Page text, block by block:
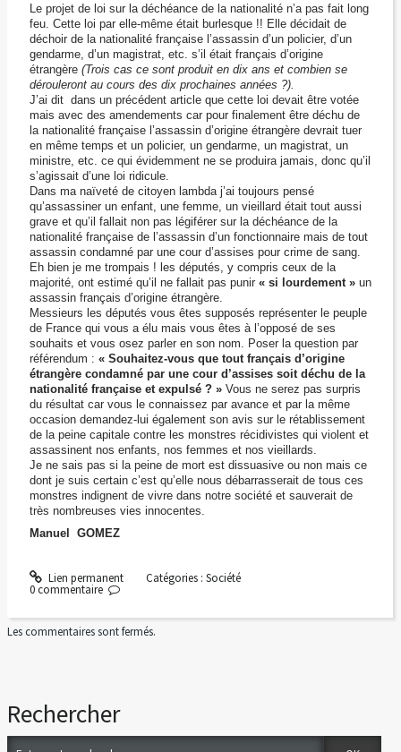
Rechercher
Le projet de loi sur la déchéance de la nationalité n’a pas fait long
feu. Cette loi par elle-même était burlesque !! Elle décidait de
déchoir de la nationalité française l’assassin d’un policier, d’un
gendarme, d’un magistrat, etc. s’il était français d’origine
étrangère (Trois cas ce sont produit en dix ans et combien se
dérouleront au cours des dix prochaines années ?).
J’ai dit dans un précédent article que cette loi devait être votée
mais avec des amendements car pour finalement être déchu de
la nationalité française l’assassin d’origine étrangère devrait tuer
en même temps et un policier, un gendarme, un magistrat, un
ministre, etc. ce qui évidemment ne se produira jamais, donc qu’il
s’agissait d’une loi ridicule.
Dans ma naïveté de citoyen lambda j’ai toujours pensé
qu’assassiner un enfant, une femme, un vieillard était tout aussi
grave et qu’il fallait non pas légiférer sur la déchéance de la
nationalité française de l’assassin d’un fonctionnaire mais de tout
assassin condamné par une cour d’assises pour crime de sang.
Eh bien je me trompais ! les députés, y compris ceux de la
majorité, ont estimé qu’il ne fallait pas punir « si lourdement »un
assassin français d’origine étrangère.
Messieurs les députés vous êtes supposés représenter le peuple
de France qui vous a élu mais vous êtes à l’opposé de ses
souhaits et vous osez parler en son nom. Poser la question par
référendum : « Souhaitez-vous que tout français d’origine
étrangère condamné par une cour d’assises soit déchu de la
nationalité française et expulsé ? » Vous ne serez pas surpris
du résultat car vous le connaissez par avance et par la même
occasion demandez-lui également son avis sur le rétablissement
de la peine capitale contre les monstres récidivistes qui violent et
assassinent nos enfants, nos femmes et nos vieillards.
Je ne sais pas si la peine de mort est dissuasive ou non mais ce
dont je suis certain c’est qu’elle nous débarrasserait de tous ces
monstres indignent de vivre dans notre société et sauverait de
très nombreuses vies innocentes.
Manuel GOMEZ
Lien permanent Catégories : Société
0 commentaire
Les commentaires sont fermés.